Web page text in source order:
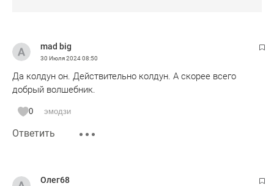
mad big
30 Июля 202408:50
Да колдун он. Действительно колдун. А скорее всего
добрый волшебник.
0 эмодзи
Ответить
Олег68